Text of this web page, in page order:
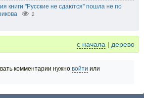
книги "Русские не сдаются" пошла не по
2
с начала | дерево
комментарии нужно войти или